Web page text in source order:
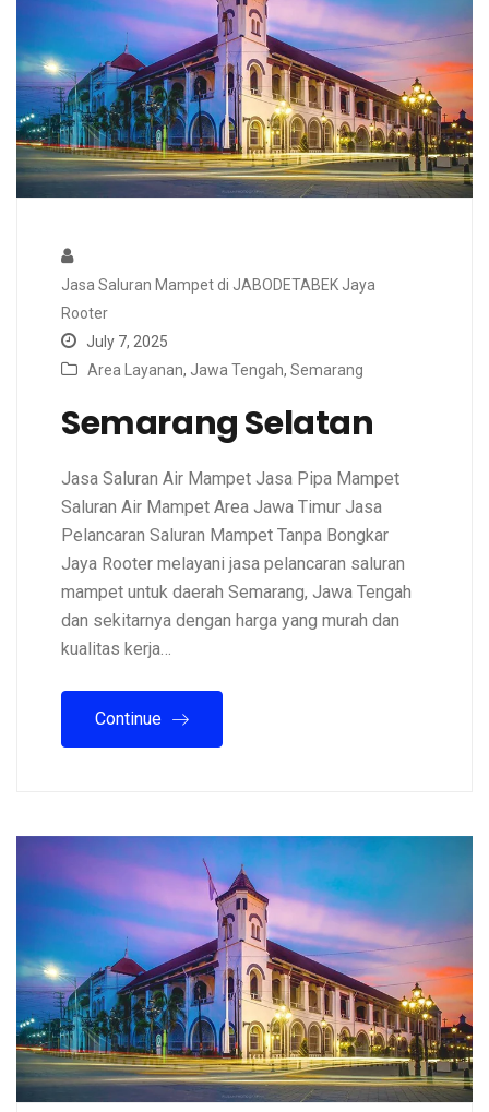
Jasa Saluran Mampet di JABODETABEK Jaya
Rooter
July 7, 2025
Area Layanan, Jawa Tengah, Semarang
Semarang Selatan
Jasa Saluran Air Mampet Jasa Pipa Mampet
Saluran Air Mampet Area Jawa Timur Jasa
Pelancaran Saluran Mampet Tanpa Bongkar
Jaya Rooter melayani jasa pelancaran saluran
mampet untuk daerah Semarang, Jawa Tengah
dan sekitarnya dengan harga yang murah dan
kualitas kerja…
Continue